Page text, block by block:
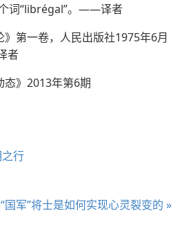
词“librégal”。——译者
第一卷，人民出版社1975年6月
者
态》2013年第6期
行
国军”将士是如何实现心灵裂变的 »